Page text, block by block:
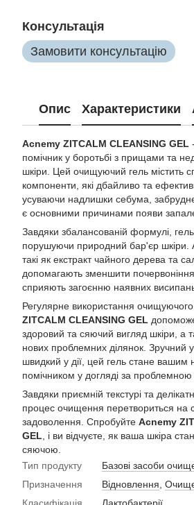
Консультація
Замовити консультацію
Опис Характеристики
Acnemy ZITCALM CLEANSING GEL
помічник у боротьбі з прищами та
шкіри. Цей очищуючий гель містить
компоненти, які дбайливо та
усуваючи надлишки себума,
є основними причинами появи
Завдяки збалансованій формулі,
порушуючи природний бар'єр шкіри.
такі як екстракт чайного дерева та
допомагають зменшити
сприяють загоєнню наявних
Регулярне використання
ZITCALM CLEANSING GEL
здоровий та сяючий вигляд шкіри, а
нових проблемних ділянок. Зручний у
швидкий у дії, цей гель стане вашим
помічником у догляді за проблемною
Завдяки приємній текстурі та
процес очищення перетвориться на
задоволення. Спробуйте Acnemy
GEL , і ви відчуєте, як ваша шкіра
сяючою.
Тип продукту
Базові засоби
Призначення
Відновлення